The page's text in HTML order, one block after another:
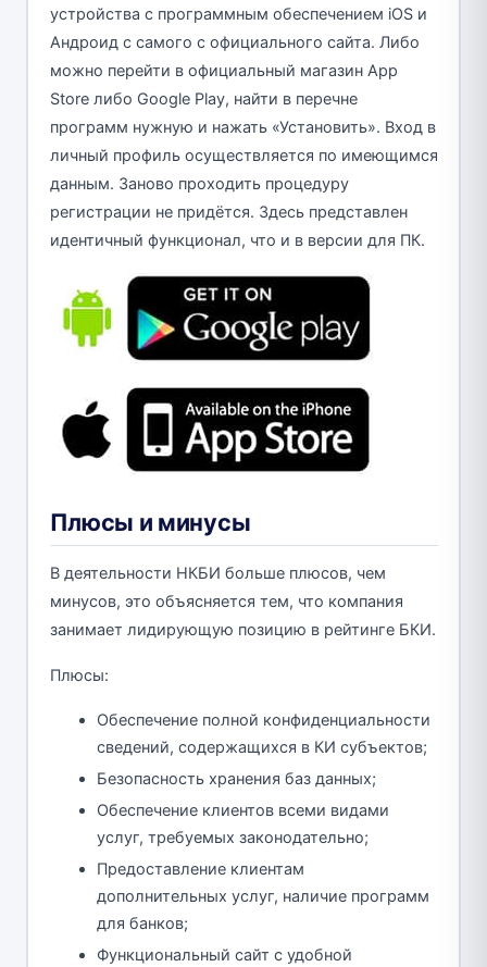
устройства с программным обеспечением iOS и
Андроид с самого с официального сайта. Либо
можно перейти в официальный магазин App
Store либо Google Play, найти в перечне
программ нужную и нажать «Установить». Вход в
личный профиль осуществляется по имеющимся
данным. Заново проходить процедуру
регистрации не придётся. Здесь представлен
идентичный функционал, что и в версии для ПК.
Плюсы и минусы
В деятельности НКБИ больше плюсов, чем
минусов, это объясняется тем, что компания
занимает лидирующую позицию в рейтинге БКИ.
Плюсы:
Обеспечение полной конфиденциальности
сведений, содержащихся в КИ субъектов;
Безопасность хранения баз данных;
Обеспечение клиентов всеми видами
услуг, требуемых законодательно;
Предоставление клиентам
дополнительных услуг, наличие программ
для банков;
Функциональный сайт с удобной